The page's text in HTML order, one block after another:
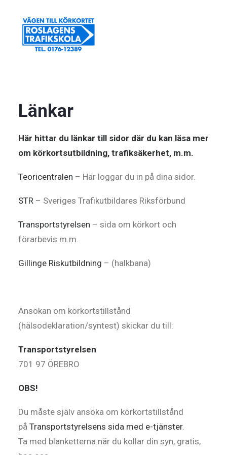
FACEBOOK
ÖVRIGA LÄNKAR
STR
Länkar
Här hittar du länkar till sidor där du kan läsa mer
om körkortsutbildning, trafiksäkerhet, m.m.
Teoricentralen – Här loggar du in på dina sidor.
STR – Sveriges Trafikutbildares Riksförbund
Transportstyrelsen – sida om körkort och
förarbevis m.m.
Gillinge Riskutbildning – (halkbana)
Ansökan om körkortstillstånd
(hälsodeklaration/syntest) skickar du till:
Transportstyrelsen
701 97 ÖREBRO
OBS!
Du måste själv ansöka om körkortstillstånd
på Transportstyrelsens sida med e-tjänster.
Ta med blanketterna när du kollar din syn, gratis,